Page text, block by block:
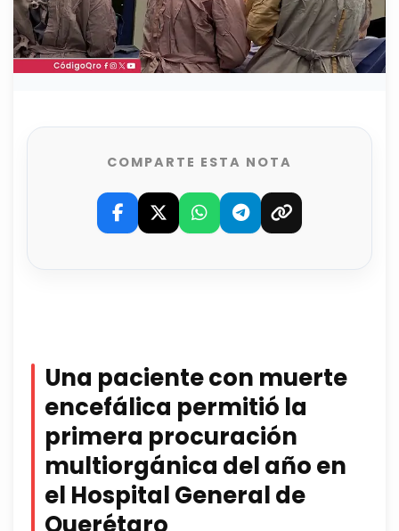
COMPARTE ESTA NOTA
Una paciente con muerte
encefálica permitió la
primera procuración
multiorgánica del año en
el Hospital General de